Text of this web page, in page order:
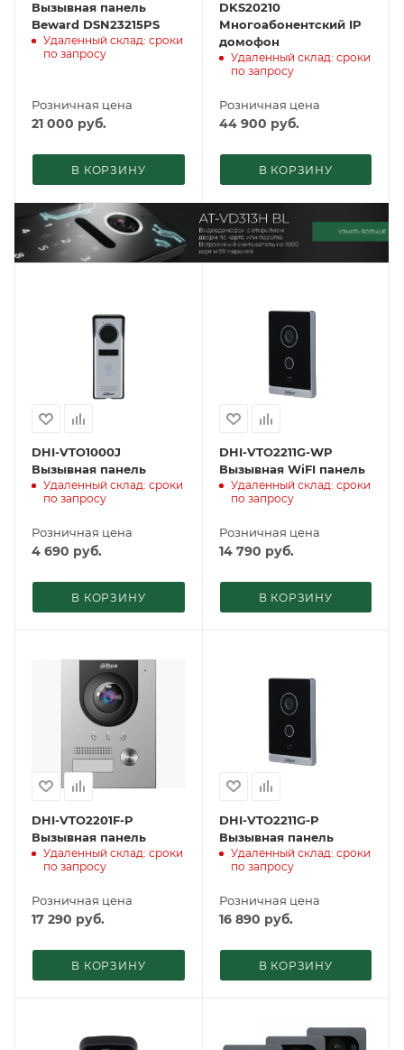
Вызывная панель
Beward DSN23215PS
Удаленный склад: сроки
по запросу
Розничная цена
21 000 руб.
В КОРЗИНУ
DKS20210
Многоабонентский IP
домофон
Удаленный склад: сроки
по запросу
Розничная цена
44 900 руб.
В КОРЗИНУ
DHI-VTO1000J
Вызывная панель
Удаленный склад: сроки
по запросу
Розничная цена
4 690 руб.
В КОРЗИНУ
DHI-VTO2211G-WP
Вызывная WiFI панель
Удаленный склад: сроки
по запросу
Розничная цена
14 790 руб.
В КОРЗИНУ
DHI-VTO2201F-P
Вызывная панель
Удаленный склад: сроки
по запросу
Розничная цена
17 290 руб.
В КОРЗИНУ
DHI-VTO2211G-P
Вызывная панель
Удаленный склад: сроки
по запросу
Розничная цена
16 890 руб.
В КОРЗИНУ